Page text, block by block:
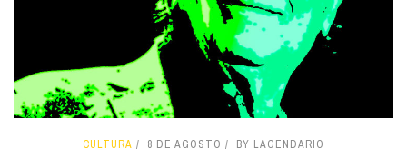
CULTURA 8 DE AGOSTO BY LAGENDARIO